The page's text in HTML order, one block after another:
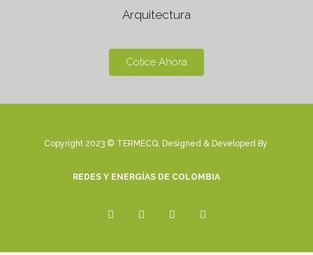
Arquitectura
Cotice Ahora
Copyright 2023 © TERMECQ, Designed & Developed By
REDES Y ENERGÍAS DE COLOMBIA